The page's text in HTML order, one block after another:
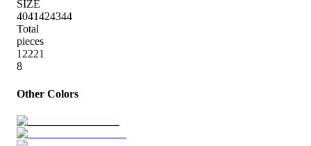
SIZE
4041424344
Total
pieces
12221
8
Other Colors